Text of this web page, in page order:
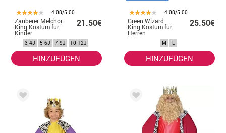
4.08/5.00
Zauberer Melchor
King Kostüm für
Kinder
21.50€
3-4J 5-6J 7-9J 10-12J
HINZUFÜGEN
4.08/5.00
Green Wizard
King Kostüm für
Herren
25.50€
M L
HINZUFÜGEN